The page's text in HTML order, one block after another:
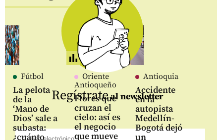
Fútbol
La pelota
de la
‘Mano de
Dios’ sale a
subasta:
¿cuánto
Oriente
Antioqueño
Flores que
cruzan el
cielo: así es
el negocio
que mueve
Antioquia
Accidente
en la
autopista
Medellín-
Bogotá dejó
un
Regístrateal newsletter